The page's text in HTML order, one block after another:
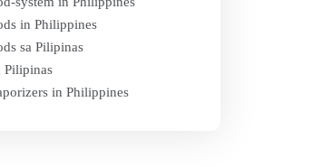
in Philippines
sa Pilipinas
Pilipinas
in Philippines